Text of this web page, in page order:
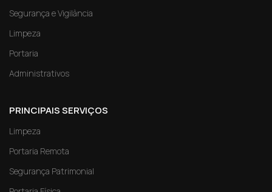
Segurança e Vigilância
Limpeza
Portaria
Administrativos
PRINCIPAIS SERVIÇOS
Limpeza
Portaria Remota
Segurança Patrimonial